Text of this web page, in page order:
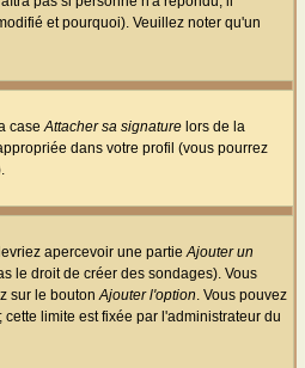
et pourquoi). Veuillez noter qu'un
caseAttacher sa signature lors de la
dans votre profil (vous pourrez
apercevoir une partieAjouter un
le droit de créer des sondages). Vous
sur le boutonAjouter l'option. Vous pouvez
limite est fixée par l'administrateur du